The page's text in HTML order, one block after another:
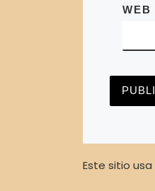
WEB
Este sitio